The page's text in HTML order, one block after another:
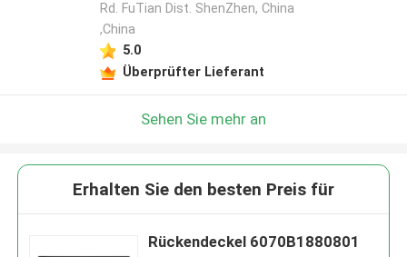
Rd. FuTian Dist. ShenZhen, China
,China
5.0
Überprüfter Lieferant
Sehen Sie mehr an
Erhalten Sie den besten Preis für
Rückendeckel 6070B1880801